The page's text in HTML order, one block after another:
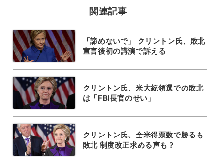
関連記事
「諦めないで」 クリントン氏、敗北
宣言後初の講演で訴える
クリントン氏、米大統領選での敗北
は「FBI長官のせい」
クリントン氏、全米得票数で勝るも
敗北 制度改正求める声も？